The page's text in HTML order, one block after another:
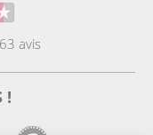
avis
!